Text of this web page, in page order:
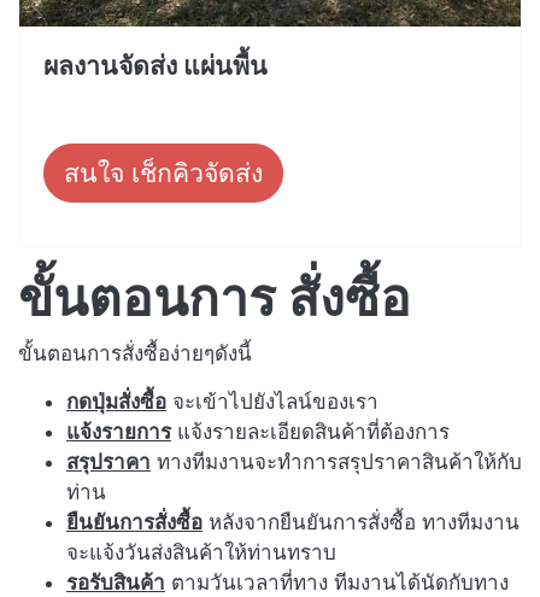
ผลงานจัดส่ง แผ่นพื้น
สนใจ เช็กคิวจัดส่ง
ขั้นตอนการ สั่งซื้อ
ขั้นตอนการสั่งซื้อง่ายๆดังนี้
กดปุ่มสั่งซื้อ จะเข้าไปยังไลน์ของเรา
แจ้งรายการแจ้งรายละเอียดสินค้าที่ต้องการ
สรุปราคา ทางทีมงานจะทำการสรุปราคาสินค้าให้กับ
ท่าน
ยืนยันการสั่งซื้อ หลังจากยืนยันการสั่งซื้อ ทางทีมงาน
จะแจ้งวันส่งสินค้าให้ท่านทราบ
รอรับสินค้า ตามวันเวลาที่ทาง ทีมงานได้นัดกับทาง